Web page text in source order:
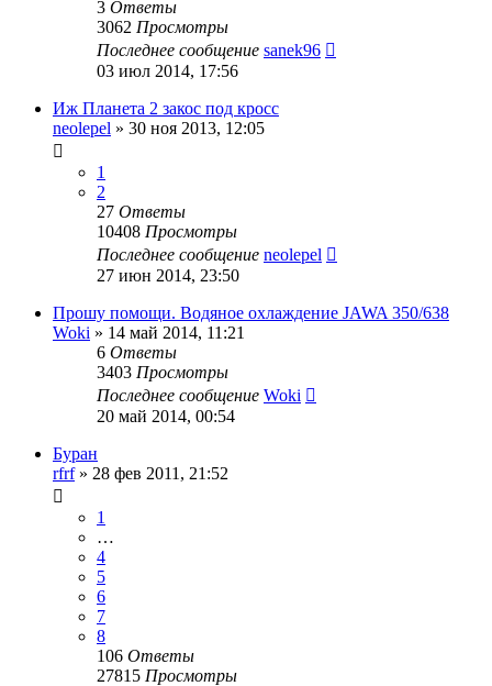
3 Ответы
3062 Просмотры
Последнее сообщение sanek96
03 июл 2014, 17:56
Иж Планета 2 закос под кросс
neolepel » 30 ноя 2013, 12:05
1
2
27 Ответы
10408 Просмотры
Последнее сообщение neolepel
27 июн 2014, 23:50
Прошу помощи. Водяное охлаждение JAWA 350/638
Woki » 14 май 2014, 11:21
6 Ответы
3403 Просмотры
Последнее сообщение Woki
20 май 2014, 00:54
Буран
rfrf» 28 фев 2011, 21:52
1
…
4
5
6
7
8
106 Ответы
27815 Просмотры